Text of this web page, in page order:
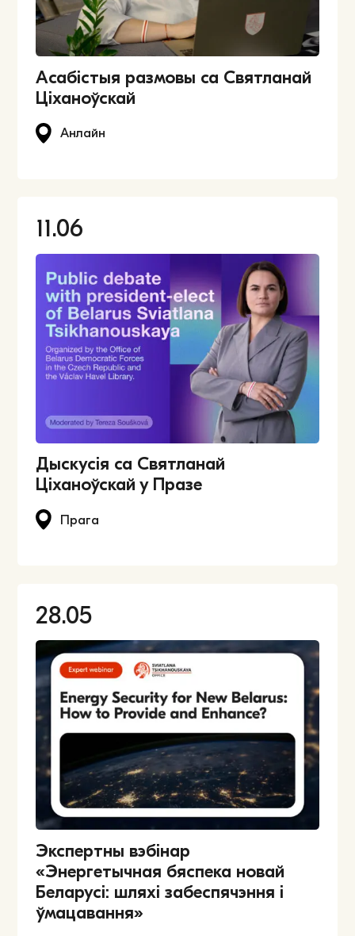
Асабістыя размовы са Святланай
Ціханоўскай
Анлайн
11.06
Дыскусія са Святланай
Ціханоўскай у Празе
Прага
28.05
Экспертны вэбінар
«Энергетычная бяспека новай
Беларусі: шляхі забеспячэння і
ўмацавання»